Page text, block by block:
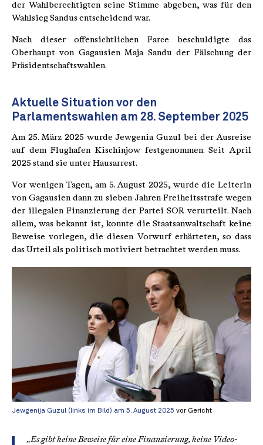
der Wahlberechtigten seine Stimme abgeben, was für den
Wahlsieg Sandus entscheidend war.
Nach dieser offensichtlichen Farce beschuldigte das
Oberhaupt von Gagausien Maja Sandu der Fälschung der
Präsidentschaftswahlen.
Aktuelle Situation vor den
Parlamentswahlen am 28. September 2025
Am 25. März 2025 wurde Jewgenia Guzul bei der Ausreise
auf dem Flughafen Kischinjow festgenommen. Seit April
2025 stand sie unter Hausarrest.
Vor wenigen Tagen, am 5. August 2025, wurde die Leiterin
von Gagausien dann zu sieben Jahren Freiheitsstrafe wegen
der illegalen Finanzierung der Partei SOR verurteilt. Nach
allem, was bekannt ist, konnte die Staatsanwaltschaft keine
Beweise vorlegen, die diesen Vorwurf erhärteten, so dass
das Urteil als politisch motiviert betrachtet werden muss.
Jewgenija Guzul (links im Bild) am 5. August 2025 vor Gericht
„Es gibt keine Beweise für eine Finanzierung, keine Video-